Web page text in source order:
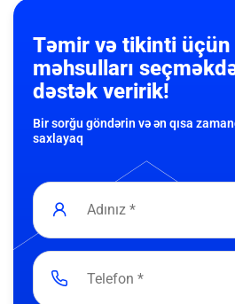
Təmir və tikinti üçün
məhsulları
dəstək veririk!
Bir sorğu göndərin və ən qısa
saxlayaq